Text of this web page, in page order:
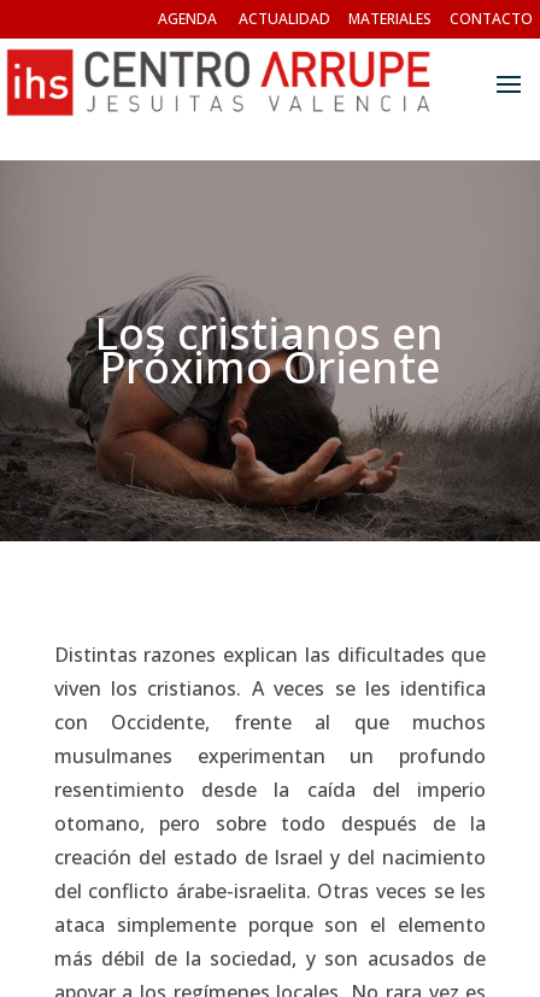
AGENDA ACTUALIDAD MATERIALES CONTACTO
Los cristianos en
Próximo Oriente
Distintas razones explican las dificultades que
viven los cristianos. A veces se les identifica
con Occidente, frente al que muchos
musulmanes experimentan un profundo
resentimiento desde la caída del imperio
otomano, pero sobre todo después de la
creación del estado de Israel y del nacimiento
del conflicto árabe-israelita. Otras veces se les
ataca simplemente porque son el elemento
más débil de la sociedad, y son acusados de